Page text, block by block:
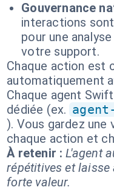
Gouvernance
interactions
pour une
votre support.
Chaque action est
automatiquement
Chaque agent
dédiée (ex.
). Vous gardez
chaque action et
À retenir : L'agent
répétitives et
forte valeur.